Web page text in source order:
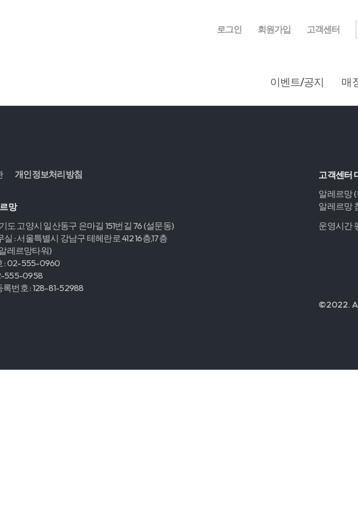
로그인 회원가입 고객센터
이벤트/공지 매
개인정보처리방침
망
도 고양시 일산동구 은마길 151번길 76 (설문동)
실 : 서울특별시 강남구 테헤란로 412 16층,17층
레르망타워)
: 02-555-0960
555-0958
번호 : 128-81-52988
고객센터
알레르망
알레르망
운영시간
©2022.